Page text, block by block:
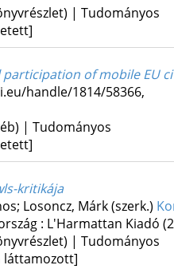
| Tudományos
of mobile EU
handle/1814/58366,
| Tudományos
kritikája
Losoncz, Márk (szerk.)
: L'Harmattan Kiadó
| Tudományos
láttamozott]